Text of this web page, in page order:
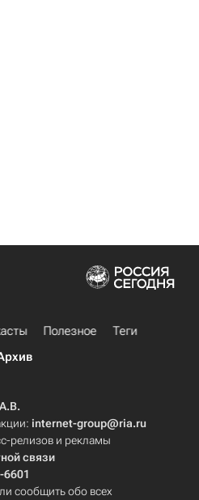
Полезное
Теги
internet-group@ria.ru
релизов и рекламы
связи
6601
сообщить обо всех